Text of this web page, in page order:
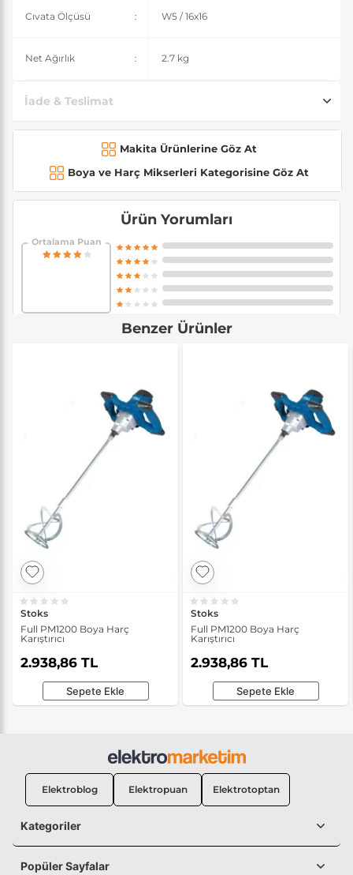
Cıvata Ölçüsü : W5 / 16x16
Net Ağırlık : 2.7 kg
İade & Teslimat
Makita Ürünlerine Göz At
Boya ve Harç Mikserleri Kategorisine Göz At
Ürün Yorumları
Ortalama Puan
Benzer Ürünler
Stoks
Full PM1200 Boya Harç
Karıştırıcı
2.938,86 TL
Sepete Ekle
Stoks
Full PM1200 Boya Harç
Karıştırıcı
2.938,86 TL
Sepete Ekle
Elektroblog Elektropuan Elektrotoptan
Kategoriler
Popüler Sayfalar